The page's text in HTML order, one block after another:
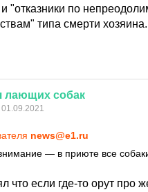
"отказники по
типа смерти хозяина.
лающих собак
01.09.2021
news@e1.ru
— в приюте все
что если где-то орут про